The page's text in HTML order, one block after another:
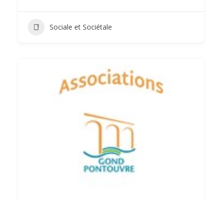
Sociale et Sociétale